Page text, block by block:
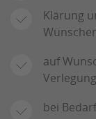
Klärung
auf
Verlegung
bei